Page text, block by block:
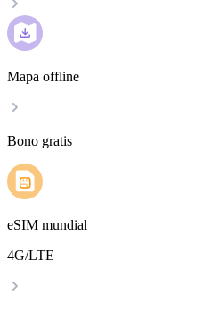
Mapa offline
Bono gratis
eSIM mundial
4G/LTE